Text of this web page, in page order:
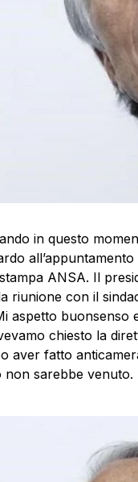
in questo
ANSA. Il
riunione con il
aspetto buonsenso
chiesto la
aver fatto
sarebbe